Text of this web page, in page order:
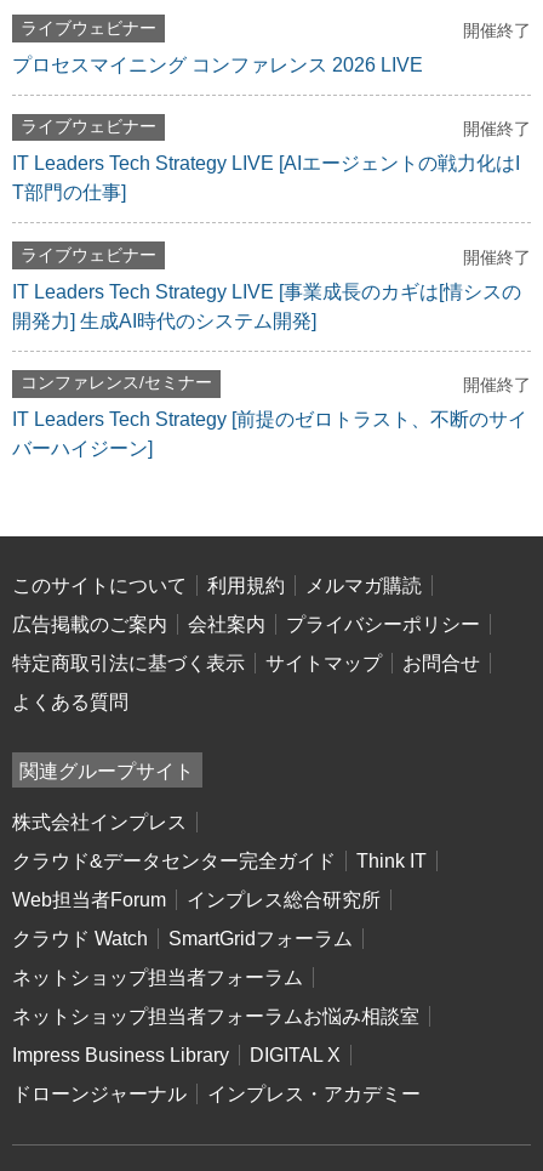
ライブウェビナー 開催終了
プロセスマイニング コンファレンス 2026 LIVE
ライブウェビナー 開催終了
IT Leaders Tech Strategy LIVE [AIエージェントの戦力化はI
T部門の仕事]
ライブウェビナー 開催終了
IT Leaders Tech Strategy LIVE [事業成長のカギは[情シスの
開発力] 生成AI時代のシステム開発]
コンファレンス/セミナー 開催終了
IT Leaders Tech Strategy [前提のゼロトラスト、不断のサイ
バーハイジーン]
このサイトについて 利用規約
メルマガ購読
広告掲載のご案内
会社案内
プライバシーポリシー
特定商取引法に基づく表示
サイトマップ
お問合せ
よくある質問
関連グループサイト
株式会社インプレス
クラウド&データセンター完全ガイド
Think IT
Web担当者Forum
インプレス総合研究所
クラウド Watch
SmartGridフォーラム
ネットショップ担当者フォーラム
ネットショップ担当者フォーラムお悩み相談室
Impress Business Library
DIGITAL X
ドローンジャーナル
インプレス・アカデミー